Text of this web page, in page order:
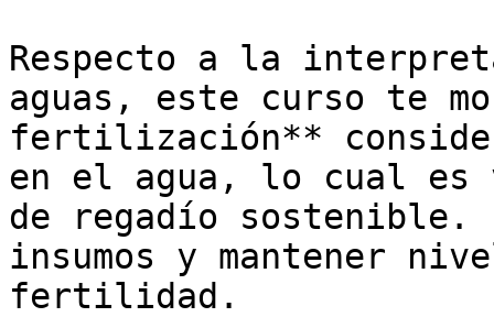
Respecto a la
aguas, este curso te
fertilización**
en el agua, lo cual
de regadío
insumos y mantener
fertilidad.